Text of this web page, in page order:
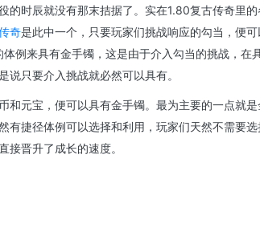
的时辰就没有那末拮据了。实在1.80复古传奇里
奇是此中一个，只要玩家们挑战响应的勾当，便
例来具有金手镯，这是由于介入勾当的挑战，在
说只要介入挑战就必然可以具有。
和元宝，便可以具有金手镯。最为主要的一点就
有捷径体例可以选择和利用，玩家们天然不需要选
接晋升了成长的速度。